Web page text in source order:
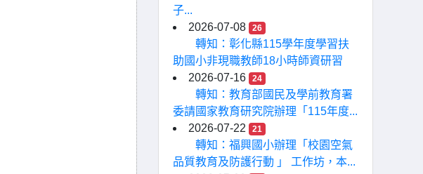
子...
2026-07-08
26
轉知：彰化縣115學年度學習扶
助國小非現職教師18小時師資研習
2026-07-16
24
轉知：教育部國民及學前教育署
委請國家教育研究院辦理「115年度...
2026-07-22
21
轉知：福興國小辦理「校園空氣
品質教育及防護行動 」 工作坊，本...